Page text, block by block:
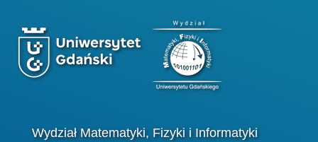
Wydział Matematyki, Fizyki i Informatyki